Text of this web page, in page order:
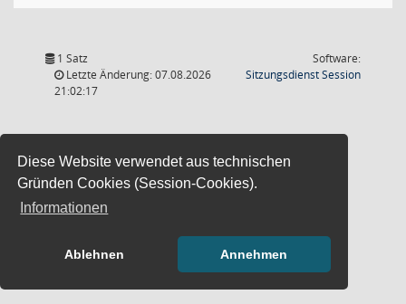
Diese Website verwendet aus technischen
Gründen Cookies (Session-Cookies).
Informationen
Ablehnen Annehmen
1 Satz
Letzte Änderung: 07.08.2026
21:02:17
Software:
SitzungsdienstSession(Wird in